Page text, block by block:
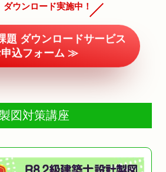
ダウンロード実施中！
題 ダウンロードサービス
申込フォーム ≫
図対策講座